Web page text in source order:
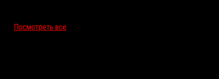
Посмотреть все